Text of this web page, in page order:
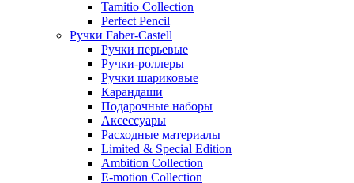
Tamitio Collection
Perfect Pencil
Ручки Faber-Castell
Ручки перьевые
Ручки-роллеры
Ручки шариковые
Карандаши
Подарочные наборы
Аксессуары
Расходные материалы
Limited & Special Edition
Ambition Collection
E-motion Collection